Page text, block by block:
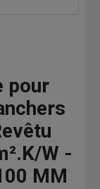
pour
W -
MM